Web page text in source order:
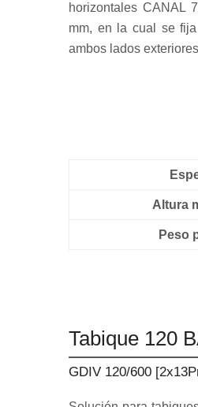
horizontales CANAL
mm, en la cual se
ambos lados
Altura
Peso
Tabique 120
GDIV 120/600